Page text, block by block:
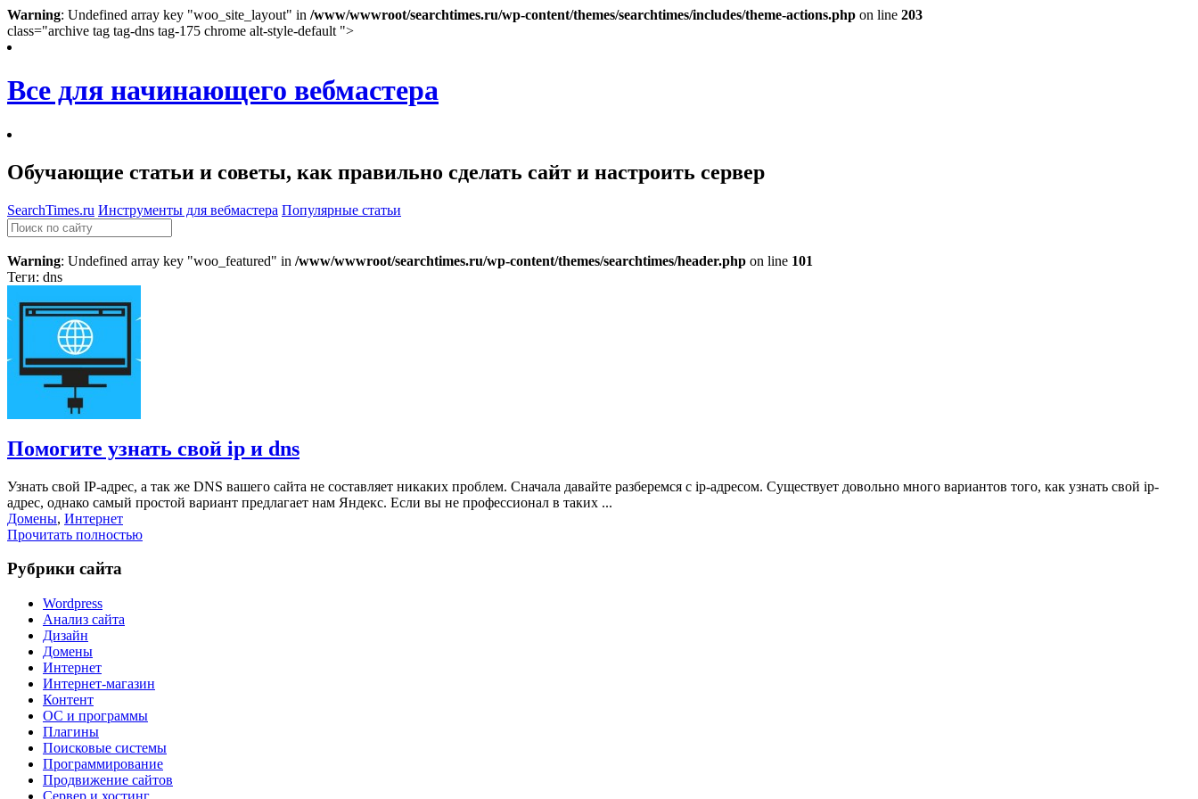
Warning: Undefined array key "woo_site_layout" in /www/wwwroot/searchtimes.ru/wp-content/themes/searchtimes/includes/theme-actions.php on line 203
class="archive tag tag-dns tag-175 chrome alt-style-default ">
Все для начинающего вебмастера
Обучающие статьи и советы, как правильно сделать сайт и настроить сервер
SearchTimes.ru Инструменты для вебмастера Популярные статьи
Warning: Undefined array key "woo_featured" in /www/wwwroot/searchtimes.ru/wp-content/themes/searchtimes/header.php on line 101
Теги: dns
Помогите узнать свой ip и dns
Узнать свой IP-адрес, а так же DNS вашего сайта не составляет никаких проблем. Сначала давайте разберемся с ip-адресом. Существует довольно много вариантов того, как узнать свой ip-
адрес, однако самый простой вариант предлагает нам Яндекс. Если вы не профессионал в таких ...
Домены, Интернет
Прочитать полностью
Рубрики сайта
Wordpress
Анализ сайта
Дизайн
Домены
Интернет
Интернет-магазин
Контент
ОС и программы
Плагины
Поисковые системы
Программирование
Продвижение сайтов
Сервер и хостинг